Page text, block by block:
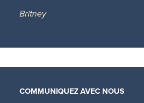
Britney
COMMUNIQUEZ AVEC NOUS